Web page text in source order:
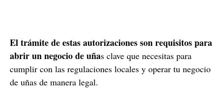
El trámite de estas autorizaciones son requisitos para
abrir un negocio de uñas clave que necesitas para
cumplir con las regulaciones locales y operar tu negocio
de uñas de manera legal.